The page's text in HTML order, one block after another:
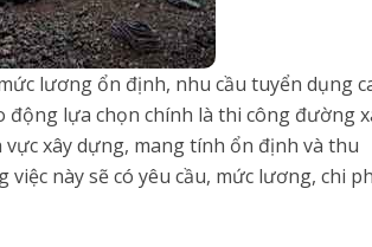
lương ổn định, nhu cầu tuyển dụng
lựa chọn chính là thi công đường
xây dựng, mang tính ổn định và thu
này sẽ có yêu cầu, mức lương, chi